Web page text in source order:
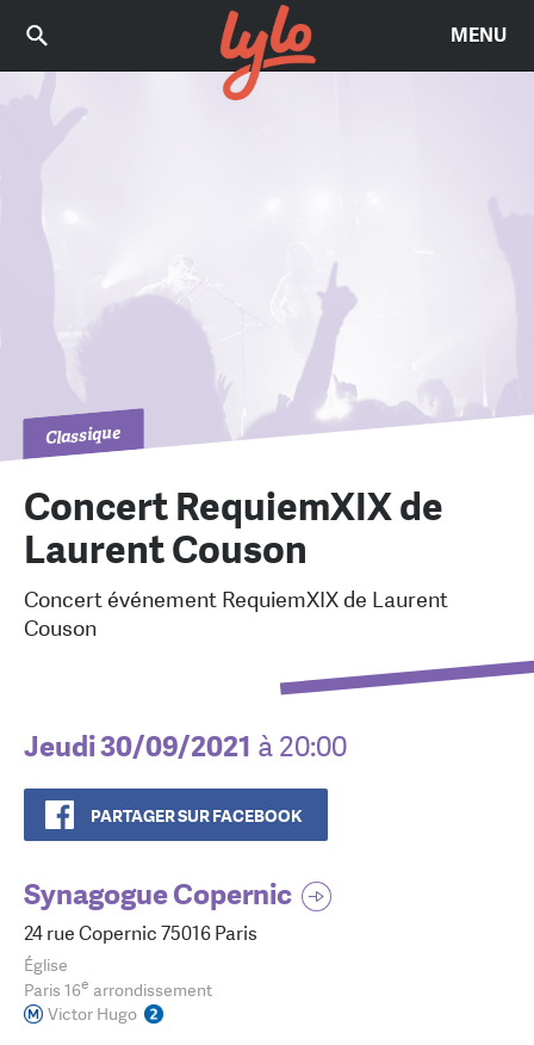
MENU
Classique
Concert RequiemXIX de
Laurent Couson
Concert événement RequiemXIX de Laurent
Couson
Jeudi 30/09/2021 à 20:00
PARTAGER SUR FACEBOOK
Synagogue Copernic
24 rue Copernic 75016 Paris
Église
Paris 16e arrondissement
Victor Hugo